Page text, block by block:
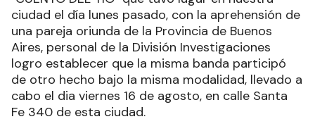
ciudad el día lunes pasado, con la aprehensión de
una pareja oriunda de la Provincia de Buenos
Aires, personal de la División Investigaciones
logro establecer que la misma banda participó
de otro hecho bajo la misma modalidad, llevado a
cabo el dia viernes 16 de agosto, en calle Santa
Fe 340 de esta ciudad.